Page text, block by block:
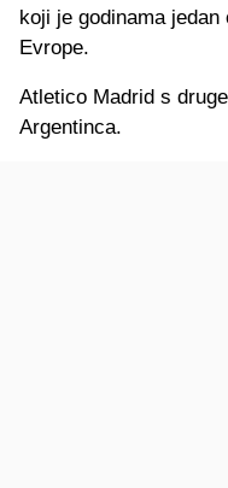
koji je godinama
Evrope.
Atletico Madrid s
Argentinca.